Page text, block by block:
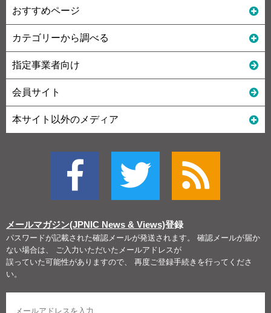
おすすめページ
カテゴリーから調べる
指定事業者向け
会員サイト
本サイト以外のメディア
メールマガジン(JPNIC News & Views)登録
パスワードが記載された確認メールが発送されます。 確認メールが届か
ない場合は、 ご入力いただいたメールアドレスが
誤っていた可能性がありますので、 再度ご登録手続きを行ってくださ
い。